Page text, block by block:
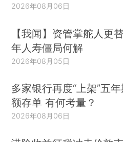
2026年08月06日
【我闻】资管掌舵人更
年人寿僵局何解
2026年08月05日
多家银行再度“上架”五
额存单 有何考量？
2026年08月06日